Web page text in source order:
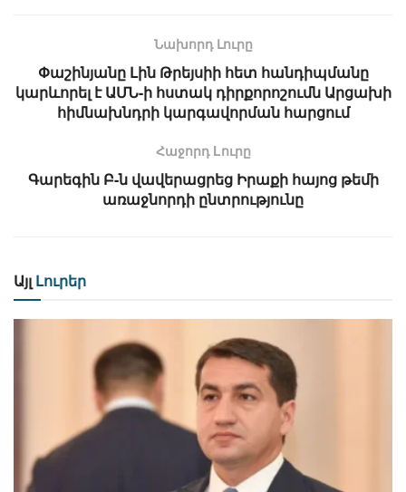
Նախորդ Լուրը
Փաշինյանը Լին Թրեյսիի հետ հանդիպմանը
կարևորել է ԱՄՆ-ի հստակ դիրքորոշումն Արցախի
հիմնախնդրի կարգավորման հարցում
Հաջորդ Lուրը
Գարեգին Բ-ն վավերացրեց Իրաքի հայոց թեմի
առաջնորդի ընտրությունը
Այլ Լուրեր